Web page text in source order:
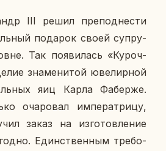
III решил пре­под­не­сти
по­да­рок своей су­пру­
Так по­яви­лась «Ку­роч­
зна­ме­ни­той юве­лир­ной
яиц Карла Фаб­ер­же.
оча­ро­вал им­пе­ра­три­цу,
заказ на из­го­тов­ле­ние
Един­ствен­ным тре­бо­